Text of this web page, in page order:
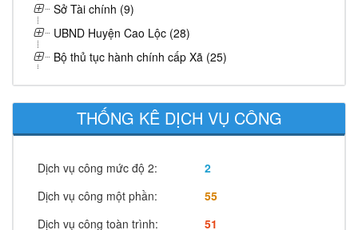
Sở Tài chính (9)
UBND Huyện Cao Lộc (28)
Bộ thủ tục hành chính cấp Xã (25)
THỐNG KÊ DỊCH VỤ CÔNG
Dịch vụ công mức độ 2:
2
Dịch vụ công một phần:
55
Dịch vụ công toàn trình:
51